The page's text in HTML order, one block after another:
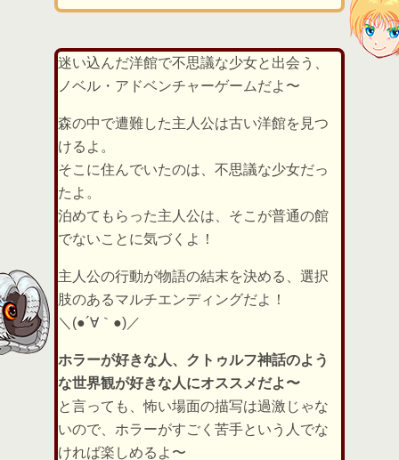
迷い込んだ洋館で不思議な少女と出会う、
ノベル・アドベンチャーゲームだよ〜
森の中で遭難した主人公は古い洋館を見つ
けるよ。
そこに住んでいたのは、不思議な少女だっ
たよ。
泊めてもらった主人公は、そこが普通の館
でないことに気づくよ！
主人公の行動が物語の結末を決める、選択
肢のあるマルチエンディングだよ！
＼(●´∀｀●)／
ホラーが好きな人、クトゥルフ神話のよう
な世界観が好きな人にオススメだよ〜
と言っても、怖い場面の描写は過激じゃな
いので、ホラーがすごく苦手という人でな
ければ楽しめるよ〜